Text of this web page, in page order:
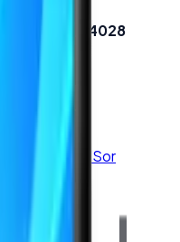
8682520414028
WhatsApp'tan Sor